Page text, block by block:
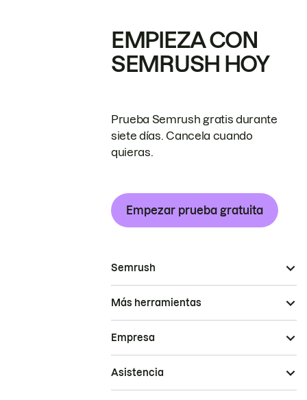
EMPIEZA CON
SEMRUSH HOY
Prueba Semrush gratis durante
siete días. Cancela cuando
quieras.
Empezar prueba gratuita
Semrush
Más herramientas
Empresa
Asistencia